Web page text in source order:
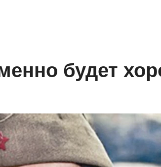
будет